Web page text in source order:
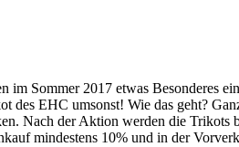
Sommer 2017 etwas Besonderes
EHC umsonst! Wie das geht?
Nach der Aktion werden die
mindestens 10% und in der